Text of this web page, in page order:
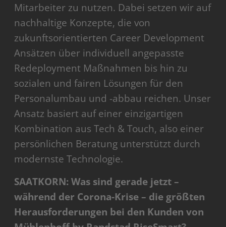
Mitarbeiter zu nutzen. Dabei setzen wir auf
nachhaltige Konzepte, die von
zukunftsorientierten Career Development
Ansätzen über individuell angepasste
Redeployment Maßnahmen bis hin zu
sozialen und fairen Lösungen für den
Personalumbau und -abbau reichen. Unser
Ansatz basiert auf einer einzigartigen
Kombination aus Tech & Touch, also einer
persönlichen Beratung unterstützt durch
modernste Technologie.
SAATKORN: Was sind gerade jetzt –
während der Corona-Krise – die größten
Herausforderungen bei den Kunden von